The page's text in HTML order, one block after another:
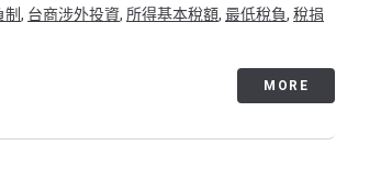
, 台商涉外投資, 所得基本稅額, 最低稅負, 稅捐
MORE